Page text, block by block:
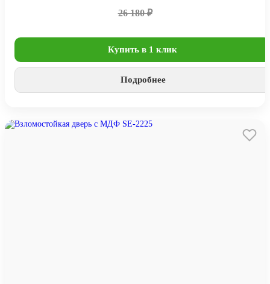
26 180 ₽
Купить в 1 клик
Подробнее